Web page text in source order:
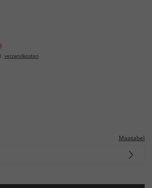
verzendkosten
Maatabel